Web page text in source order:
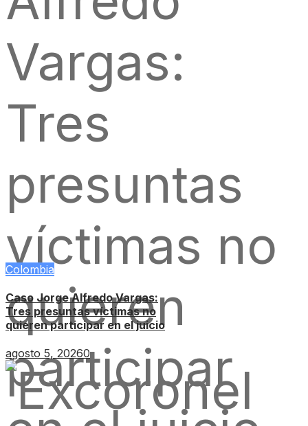
Colombia
Caso Jorge Alfredo Vargas:
Tres presuntas víctimas no
quieren participar en el juicio
agosto 5, 20260